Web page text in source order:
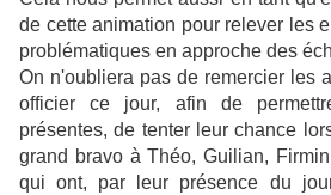
de cette animation pour relever les
problématiques en approche des
On n'oubliera pas de remercier les
officier ce jour, afin de
présentes, de tenter leur chance
grand bravo à Théo, Guilian,
qui ont, par leur présence du